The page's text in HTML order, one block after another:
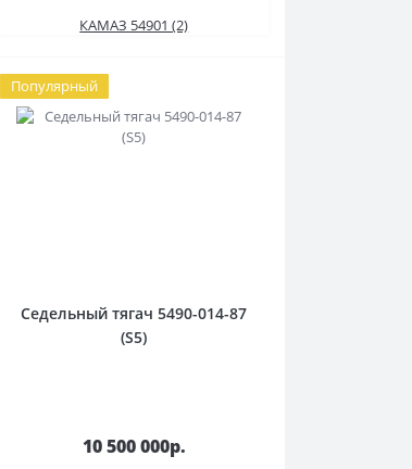
КАМАЗ 54901 (2)
Популярный
Седельный тягач 5490-014-87
(S5)
10 500 000р.